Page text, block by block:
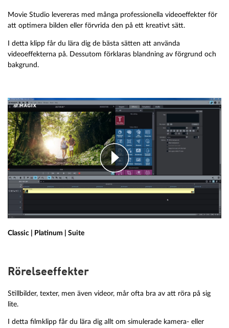
Movie Studio levereras med många professionella videoeffekter för
att optimera bilden eller förvrida den på ett kreativt sätt.
I detta klipp får du lära dig de bästa sätten att använda
videoeffekterna på. Dessutom förklaras blandning av förgrund och
bakgrund.
Classic | Platinum | Suite
Rörelseeffekter
Stillbilder, texter, men även videor, mår ofta bra av att röra på sig
lite.
I detta filmklipp får du lära dig allt om simulerade kamera- eller